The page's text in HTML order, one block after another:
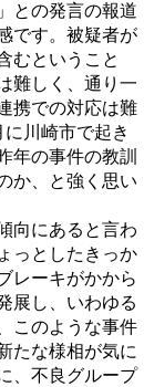
との発言の報道
です。被疑者が
むということ
難しく、通り一
携での対応は難
川崎市で起き
年の事件の教訓
か、と強く思い
向にあると言わ
っとしたきっか
レーキがかから
展し、いわゆる
このような事件
たな様相が気に
、不良グループ